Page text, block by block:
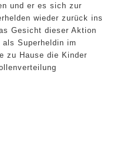
und er es sich zur
wieder zurück ins
Gesicht dieser Aktion
als Superheldin im
zu Hause die Kinder